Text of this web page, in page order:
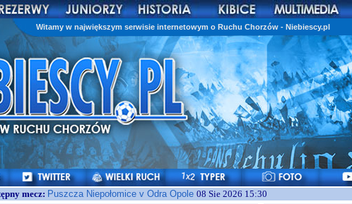
Witamy w największym serwisie internetowym o Ruchu Chorzów - Niebiescy.pl
mecz: Puszcza Niepołomice v Odra Opole 08 Sie 2026 15:30